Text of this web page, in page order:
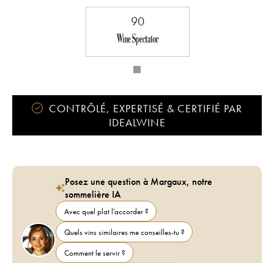
90
CONTRÔLÉ, EXPERTISÉ & CERTIFIÉ PAR
IDEALWINE
Posez une question à Margaux, notre
sommelière IA
Avec quel plat l'accorder ?
Quels vins similaires me conseilles-tu ?
Comment le servir ?